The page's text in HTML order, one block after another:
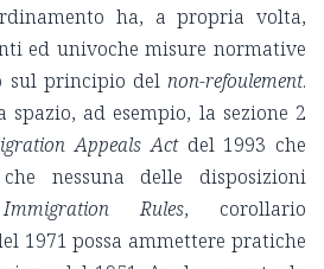
ha, a propria volta,
ed univoche misure normative
sul principio del non-refoulement.
ad esempio, la sezione 2
Appeals Actdel 1993 che
nessuna delle disposizioni
Immigration Rules, corollario
1971 possa ammettere pratiche